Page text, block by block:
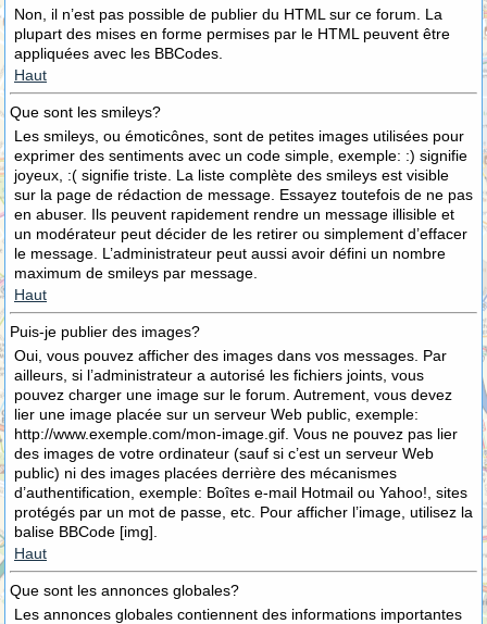
Non, il n’est pas possible de publier du HTML sur ce forum. La
plupart des mises en forme permises par le HTML peuvent être
appliquées avec les BBCodes.
Haut
Que sont les smileys?
Les smileys, ou émoticônes, sont de petites images utilisées pour
exprimer des sentiments avec un code simple, exemple: :) signifie
joyeux, :( signifie triste. La liste complète des smileys est visible
sur la page de rédaction de message. Essayez toutefois de ne pas
en abuser. Ils peuvent rapidement rendre un message illisible et
un modérateur peut décider de les retirer ou simplement d’effacer
le message. L’administrateur peut aussi avoir défini un nombre
maximum de smileys par message.
Haut
Puis-je publier des images?
Oui, vous pouvez afficher des images dans vos messages. Par
ailleurs, si l’administrateur a autorisé les fichiers joints, vous
pouvez charger une image sur le forum. Autrement, vous devez
lier une image placée sur un serveur Web public, exemple:
http://www.exemple.com/mon-image.gif. Vous ne pouvez pas lier
des images de votre ordinateur (sauf si c’est un serveur Web
public) ni des images placées derrière des mécanismes
d’authentification, exemple: Boîtes e-mail Hotmail ou Yahoo!, sites
protégés par un mot de passe, etc. Pour afficher l’image, utilisez la
balise BBCode [img].
Haut
Que sont les annonces globales?
Les annonces globales contiennent des informations importantes